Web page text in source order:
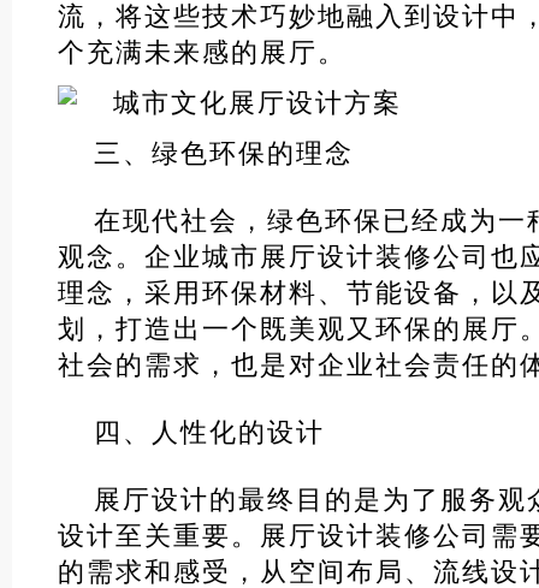
流，将这些技术巧妙地融入到设计中
个充满未来感的展厅。
三、绿色环保的理念
在现代社会，绿色环保已经成为一
观念。企业城市展厅设计装修公司也
理念，采用环保材料、节能设备，以
划，打造出一个既美观又环保的展厅
社会的需求，也是对企业社会责任的
四、人性化的设计
展厅设计的最终目的是为了服务观
设计至关重要。展厅设计装修公司需
的需求和感受，从空间布局、流线设